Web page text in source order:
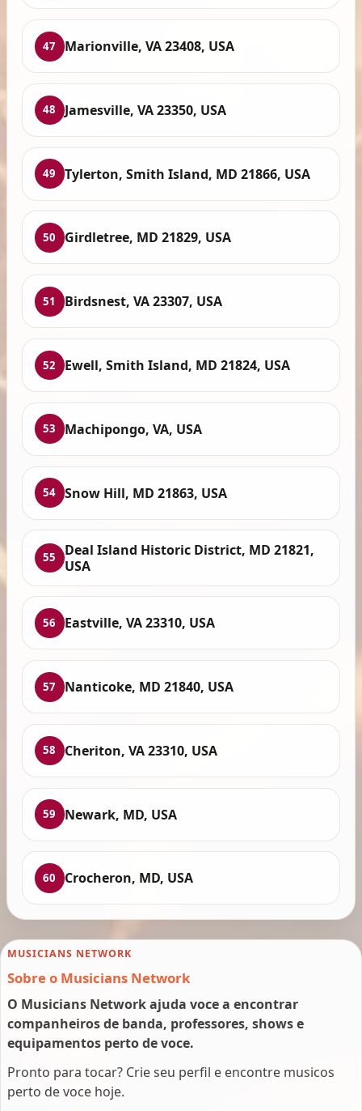
47 Marionville, VA 23408, USA
48 Jamesville, VA 23350, USA
49 Tylerton, Smith Island, MD 21866, USA
50 Girdletree, MD 21829, USA
51 Birdsnest, VA 23307, USA
52 Ewell, Smith Island, MD 21824, USA
53 Machipongo, VA, USA
54 Snow Hill, MD 21863, USA
55
Deal Island Historic District, MD 21821,
USA
56 Eastville, VA 23310, USA
57 Nanticoke, MD 21840, USA
58 Cheriton, VA 23310, USA
59 Newark, MD, USA
60 Crocheron, MD, USA
MUSICIANS NETWORK
Sobre o Musicians Network
O Musicians Network ajuda voce a encontrar
companheiros de banda, professores, shows e
equipamentos perto de voce.
Pronto para tocar? Crie seu perfil e encontre musicos
perto de voce hoje.